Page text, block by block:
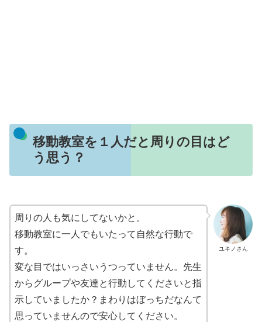
移動教室を１人だと周りの目はど
う思う？
ユキノさん
周りの人も気にしてないかと。
移動教室に一人でもいたって自然な行動で
す。
変な目ではいっさいうつっていません。先生
からグループや友達と行動してくださいと指
示していましたか？まわりはぼっちだなんて
思っていませんので安心してください。